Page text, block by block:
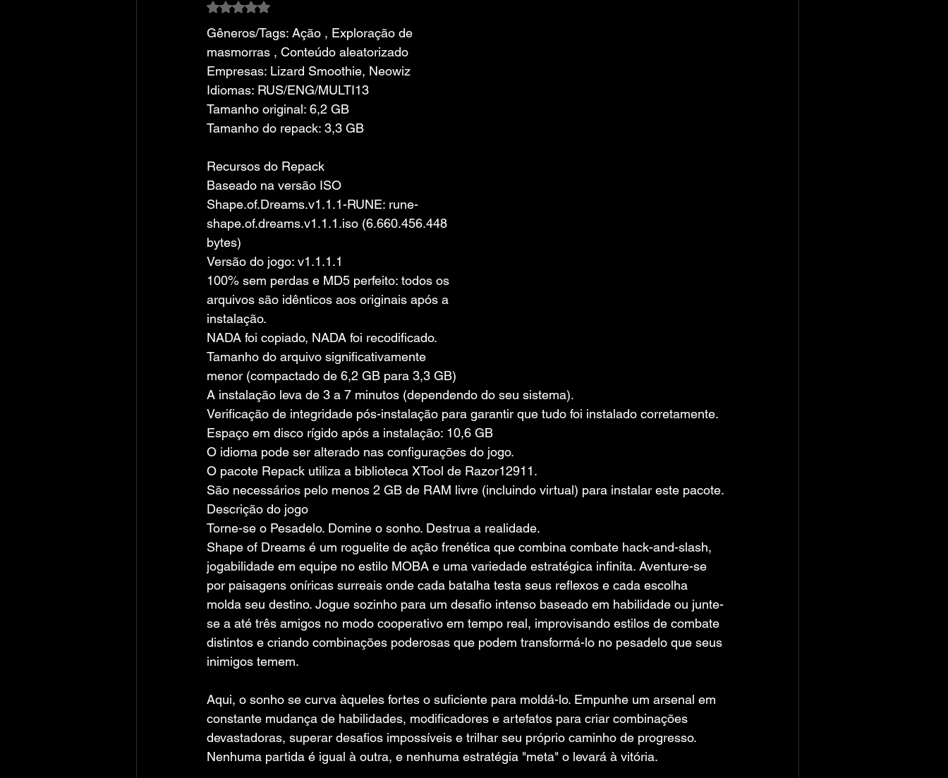
Avaliado com NaN de 5 estrelas.
Gêneros/Tags: Ação , Exploração de
masmorras , Conteúdo aleatorizado
Empresas: Lizard Smoothie, Neowiz
Idiomas: RUS/ENG/MULTI13
Tamanho original: 6,2 GB
Tamanho do repack: 3,3 GB
Recursos do Repack
Baseado na versão ISO
Shape.of.Dreams.v1.1.1-RUNE: rune-
shape.of.dreams.v1.1.1.iso (6.660.456.448
bytes)
Versão do jogo: v1.1.1.1
100% sem perdas e MD5 perfeito: todos os
arquivos são idênticos aos originais após a
instalação.
NADA foi copiado, NADA foi recodificado.
Tamanho do arquivo significativamente
menor (compactado de 6,2 GB para 3,3 GB)
A instalação leva de 3 a 7 minutos (dependendo do seu sistema).
Verificação de integridade pós-instalação para garantir que tudo foi instalado corretamente.
Espaço em disco rígido após a instalação: 10,6 GB
O idioma pode ser alterado nas configurações do jogo.
O pacote Repack utiliza a biblioteca XTool de Razor12911.
São necessários pelo menos 2 GB de RAM livre (incluindo virtual) para instalar este pacote.
Descrição do jogo
Torne-se o Pesadelo. Domine o sonho. Destrua a realidade.
Shape of Dreams é um roguelite de ação frenética que combina combate hack-and-slash,
jogabilidade em equipe no estilo MOBA e uma variedade estratégica infinita. Aventure-se
por paisagens oníricas surreais onde cada batalha testa seus reflexos e cada escolha
molda seu destino. Jogue sozinho para um desafio intenso baseado em habilidade ou junte-
se a até três amigos no modo cooperativo em tempo real, improvisando estilos de combate
distintos e criando combinações poderosas que podem transformá-lo no pesadelo que seus
inimigos temem.
Aqui, o sonho se curva àqueles fortes o suficiente para moldá-lo. Empunhe um arsenal em
constante mudança de habilidades, modificadores e artefatos para criar combinações
devastadoras, superar desafios impossíveis e trilhar seu próprio caminho de progresso.
Nenhuma partida é igual à outra, e nenhuma estratégia "meta" o levará à vitória.